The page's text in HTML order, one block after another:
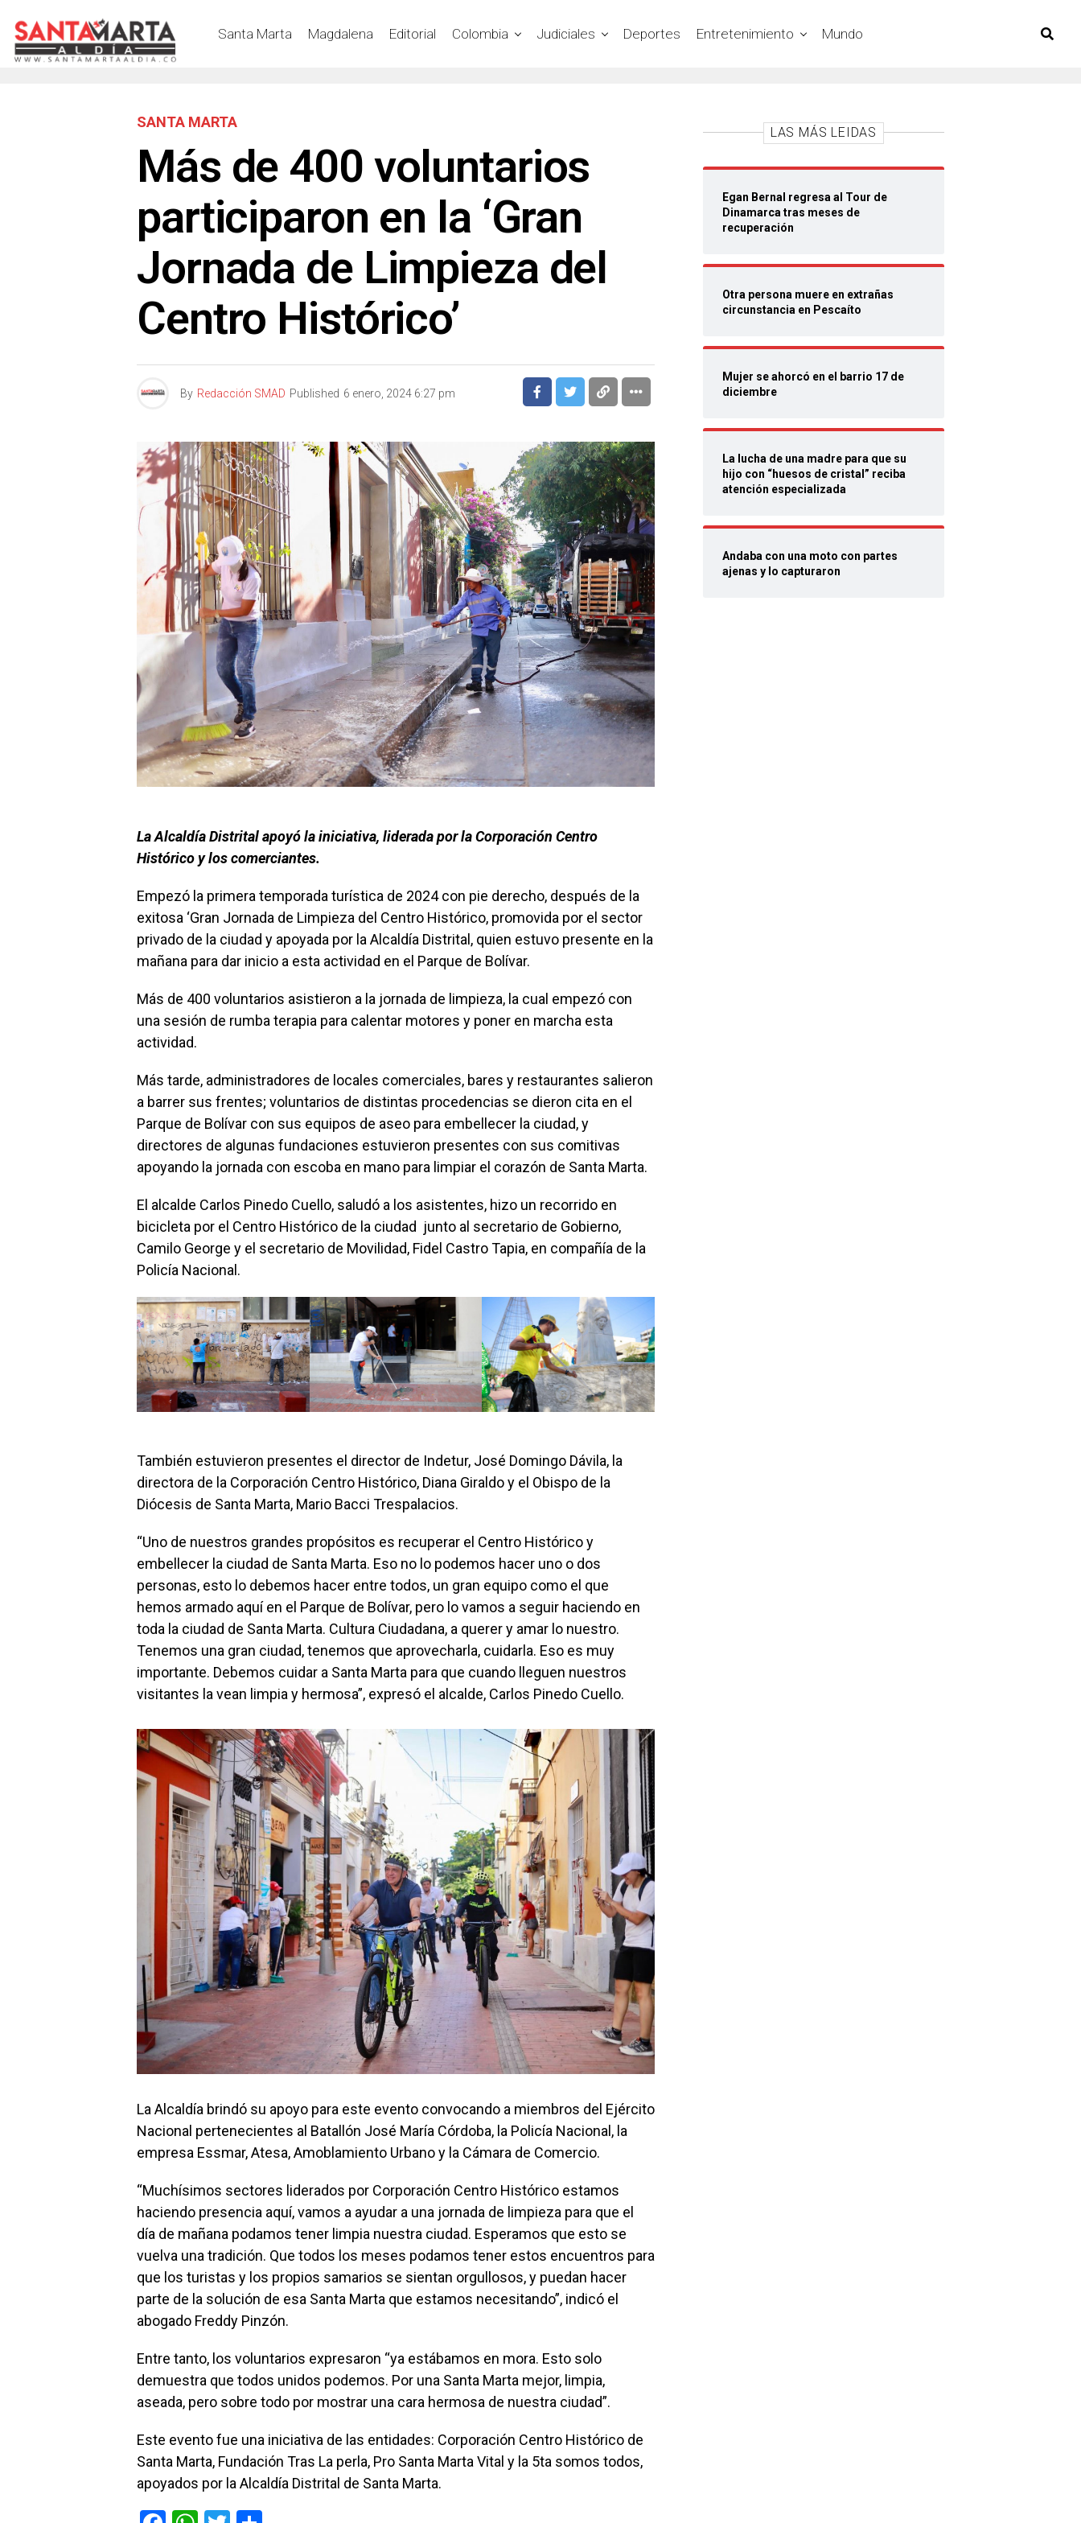
Santa Marta Magdalena Editorial Colombia Judiciales Deportes Entretenimiento Mundo
SANTA MARTA
Más de 400 voluntarios
participaron en la ‘Gran
Jornada de Limpieza del
Centro Histórico’
By Redacción SMAD Published 6 enero, 2024 6:27 pm
La Alcaldía Distrital apoyó la iniciativa, liderada por la Corporación Centro
Histórico y los comerciantes.
Empezó la primera temporada turística de 2024 con pie derecho, después de la
exitosa ‘Gran Jornada de Limpieza del Centro Histórico, promovida por el sector
privado de la ciudad y apoyada por la Alcaldía Distrital, quien estuvo presente en la
mañana para dar inicio a esta actividad en el Parque de Bolívar.
Más de 400 voluntarios asistieron a la jornada de limpieza, la cual empezó con
una sesión de rumba terapia para calentar motores y poner en marcha esta
actividad.
Más tarde, administradores de locales comerciales, bares y restaurantes salieron
a barrer sus frentes; voluntarios de distintas procedencias se dieron cita en el
Parque de Bolívar con sus equipos de aseo para embellecer la ciudad, y
directores de algunas fundaciones estuvieron presentes con sus comitivas
apoyando la jornada con escoba en mano para limpiar el corazón de Santa Marta.
El alcalde Carlos Pinedo Cuello, saludó a los asistentes, hizo un recorrido en
bicicleta por el Centro Histórico de la ciudad junto al secretario de Gobierno,
Camilo George y el secretario de Movilidad, Fidel Castro Tapia, en compañía de la
Policía Nacional.
También estuvieron presentes el director de Indetur, José Domingo Dávila, la
directora de la Corporación Centro Histórico, Diana Giraldo y el Obispo de la
Diócesis de Santa Marta, Mario Bacci Trespalacios.
“Uno de nuestros grandes propósitos es recuperar el Centro Histórico y
embellecer la ciudad de Santa Marta. Eso no lo podemos hacer uno o dos
personas, esto lo debemos hacer entre todos, un gran equipo como el que
hemos armado aquí en el Parque de Bolívar, pero lo vamos a seguir haciendo en
toda la ciudad de Santa Marta. Cultura Ciudadana, a querer y amar lo nuestro.
Tenemos una gran ciudad, tenemos que aprovecharla, cuidarla. Eso es muy
importante. Debemos cuidar a Santa Marta para que cuando lleguen nuestros
visitantes la vean limpia y hermosa”, expresó el alcalde, Carlos Pinedo Cuello.
La Alcaldía brindó su apoyo para este evento convocando a miembros del Ejército
Nacional pertenecientes al Batallón José María Córdoba, la Policía Nacional, la
empresa Essmar, Atesa, Amoblamiento Urbano y la Cámara de Comercio.
“Muchísimos sectores liderados por Corporación Centro Histórico estamos
haciendo presencia aquí, vamos a ayudar a una jornada de limpieza para que el
día de mañana podamos tener limpia nuestra ciudad. Esperamos que esto se
vuelva una tradición. Que todos los meses podamos tener estos encuentros para
que los turistas y los propios samarios se sientan orgullosos, y puedan hacer
parte de la solución de esa Santa Marta que estamos necesitando”, indicó el
abogado Freddy Pinzón.
Entre tanto, los voluntarios expresaron “ya estábamos en mora. Esto solo
demuestra que todos unidos podemos. Por una Santa Marta mejor, limpia,
aseada, pero sobre todo por mostrar una cara hermosa de nuestra ciudad”.
Este evento fue una iniciativa de las entidades: Corporación Centro Histórico de
Santa Marta, Fundación Tras La perla, Pro Santa Marta Vital y la 5ta somos todos,
apoyados por la Alcaldía Distrital de Santa Marta.
LAS MÁS LEIDAS
Egan Bernal regresa al Tour de
Dinamarca tras meses de
recuperación
Otra persona muere en extrañas
circunstancia en Pescaíto
Mujer se ahorcó en el barrio 17 de
diciembre
La lucha de una madre para que su
hijo con “huesos de cristal” reciba
atención especializada
Andaba con una moto con partes
ajenas y lo capturaron